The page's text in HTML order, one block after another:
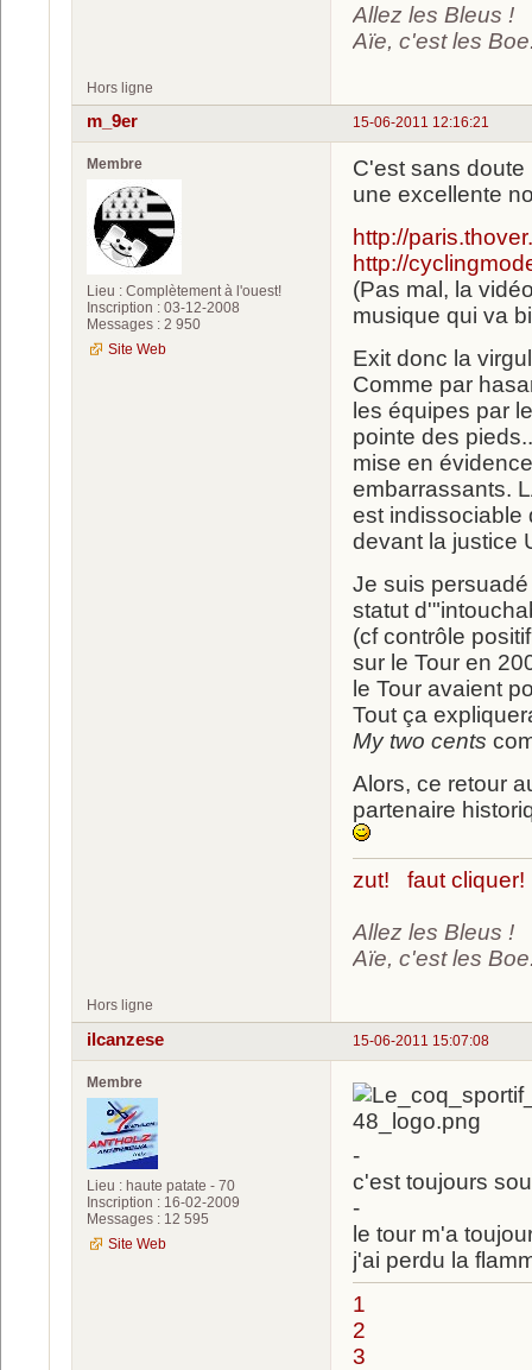
Allez les Bleus !
Aïe, c'est les
Hors ligne
15-06-2011 12:16:21
m_9er
Membre
Lieu : Complètement à l'ouest!
Inscription : 03-12-2008
Messages : 2 950
Site Web
C'est sans
une excellente
http://
http://
(Pas mal, la
musique qui va
Exit donc la
Comme par
les équipes par
pointe des
mise en
embarrassants.
est indissociable
devant la justice
Je suis
statut
(cf contrôle
sur le Tour en
le Tour avaient
Tout ça
My two cents
Alors, ce retour
partenaire
zut! faut cliquer!
Allez les Bleus !
Aïe, c'est les
Hors ligne
15-06-2011 15:07:08
ilcanzese
Membre
Lieu : haute patate - 70
Inscription : 16-02-2009
Messages : 12 595
Site Web
-
c'est toujours
-
le tour m'a
j'ai perdu la
1
2
3